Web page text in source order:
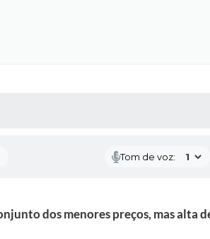
Tom de voz:
dos menores preços, mas alta